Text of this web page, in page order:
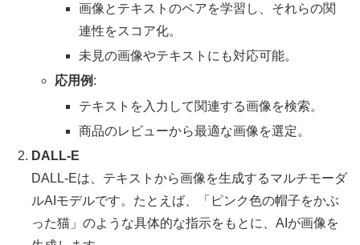
画像とテキストのペアを学習し、それらの関
連性をスコア化。
未見の画像やテキストにも対応可能。
応用例 :
テキストを入力して関連する画像を検索。
商品のレビューから最適な画像を選定。
DALL-E
DALL-Eは、テキストから画像を生成するマルチモーダ
ルAIモデルです。たとえば、「ピンク色の帽子をかぶ
った猫」のような具体的な指示をもとに、AIが画像を